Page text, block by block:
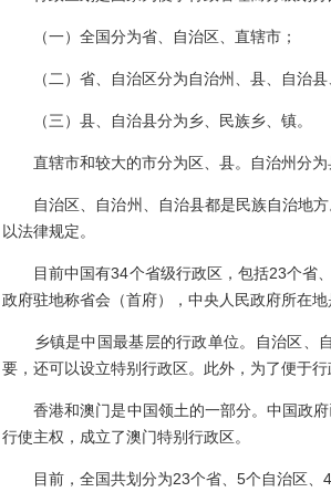
（一）全国分为省、自治区、直辖市；
（二）省、自治区分为自治州、县、自治县
（三）县、自治县分为乡、民族乡、镇。
直辖市和较大的市分为区、县。自治州分为
自治区、自治州、自治县都是民族自治地方
以法律规定。
目前中国有34个省级行政区，包括23个省、
政府驻地称省会（首府），中央人民政府所在地
乡镇是中国最基层的行政单位。自治区、自
要，还可以设立特别行政区。此外，为了便于
香港和澳门是中国领土的一部分。中国政府
行使主权，成立了澳门特别行政区。
目前，全国共划分为23个省、5个自治区、4